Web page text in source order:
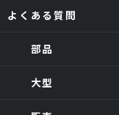
よくある質問
部品
大型